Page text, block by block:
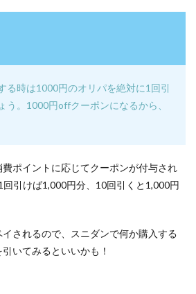
る時は1000円のオリパを絶対に1回引
う。1000円offクーポンになるから、
ポイントに応じてクーポンが付与され
回引けば1,000円分、10回引くと1,000円
されるので、スニダンで何か購入する
いてみるといいかも！